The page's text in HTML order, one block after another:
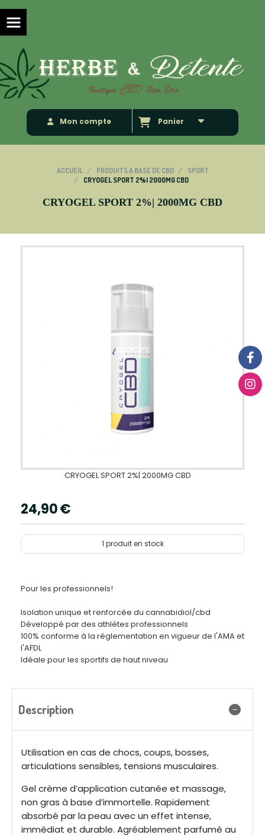
Mon compte Panier
ACCUEIL PRODUITS A BASE DE CBD
SPORT
CRYOGEL SPORT 2%| 2000MG CBD
CRYOGEL SPORT 2%| 2000MG CBD
CRYOGEL SPORT 2%| 2000MG CBD
24,90€
1 produit en stock
Pour les professionnels!
Isolation unique et renforcée du cannabidiol/cbd
Développé par des athlètes professionnels
100% conforme à la réglementation en vigueur de l'AMA et
l'AFDL
Idéale pour les sportifs de haut niveau
Description
Utilisation en cas de chocs, coups, bosses,
articulations sensibles, tensions musculaires.
Gel crème d’application cutanée et massage,
non gras à base d’immortelle. Rapidement
absorbé par la peau avec un effet intense,
immédiat et durable. Agréablement parfumé au